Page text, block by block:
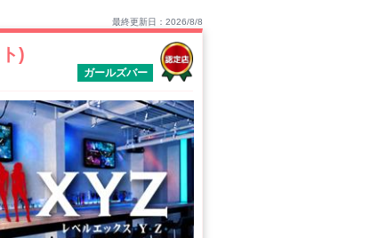
最終更新日：2026/8/8
)
ガールズバー